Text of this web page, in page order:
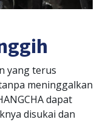
yang terus
meninggalkan
dapat
disukai dan